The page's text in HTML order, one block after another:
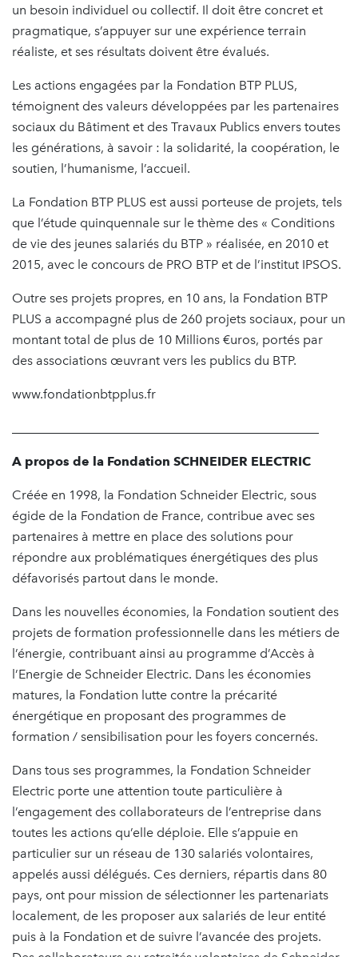
un besoin individuel ou collectif. Il doit être concret et
pragmatique, s’appuyer sur une expérience terrain
réaliste, et ses résultats doivent être évalués.
Les actions engagées par la Fondation BTP PLUS,
témoignent des valeurs développées par les partenaires
sociaux du Bâtiment et des Travaux Publics envers toutes
les générations, à savoir : la solidarité, la coopération, le
soutien, l’humanisme, l’accueil.
La Fondation BTP PLUS est aussi porteuse de projets, tels
que l’étude quinquennale sur le thème des « Conditions
de vie des jeunes salariés du BTP » réalisée, en 2010 et
2015, avec le concours de PRO BTP et de l’institut IPSOS.
Outre ses projets propres, en 10 ans, la Fondation BTP
PLUS a accompagné plus de 260 projets sociaux, pour un
montant total de plus de 10 Millions €uros, portés par
des associations œuvrant vers les publics du BTP.
www.fondationbtpplus.fr
A propos de la Fondation SCHNEIDER ELECTRIC
Créée en 1998, la Fondation Schneider Electric, sous
égide de la Fondation de France, contribue avec ses
partenaires à mettre en place des solutions pour
répondre aux problématiques énergétiques des plus
défavorisés partout dans le monde.
Dans les nouvelles économies, la Fondation soutient des
projets de formation professionnelle dans les métiers de
l’énergie, contribuant ainsi au programme d’Accès à
l’Energie de Schneider Electric. Dans les économies
matures, la Fondation lutte contre la précarité
énergétique en proposant des programmes de
formation / sensibilisation pour les foyers concernés.
Dans tous ses programmes, la Fondation Schneider
Electric porte une attention toute particulière à
l’engagement des collaborateurs de l’entreprise dans
toutes les actions qu’elle déploie. Elle s’appuie en
particulier sur un réseau de 130 salariés volontaires,
appelés aussi délégués. Ces derniers, répartis dans 80
pays, ont pour mission de sélectionner les partenariats
localement, de les proposer aux salariés de leur entité
puis à la Fondation et de suivre l’avancée des projets.